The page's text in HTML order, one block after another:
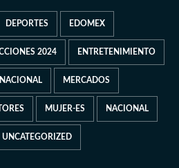
DEPORTES EDOMEX
2024 ENTRETENIMIENTO
MERCADOS
MUJER-ES NACIONAL
UNCATEGORIZED